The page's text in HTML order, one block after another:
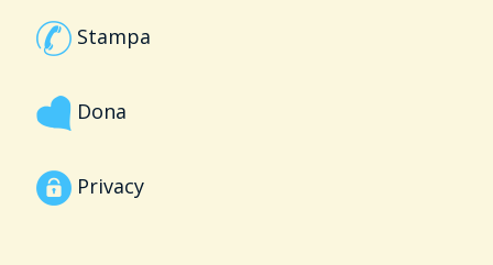
Stampa
Dona
Privacy